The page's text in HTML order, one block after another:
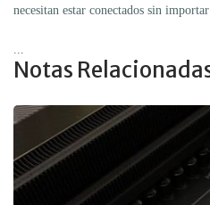
necesitan estar conectados sin
Notas